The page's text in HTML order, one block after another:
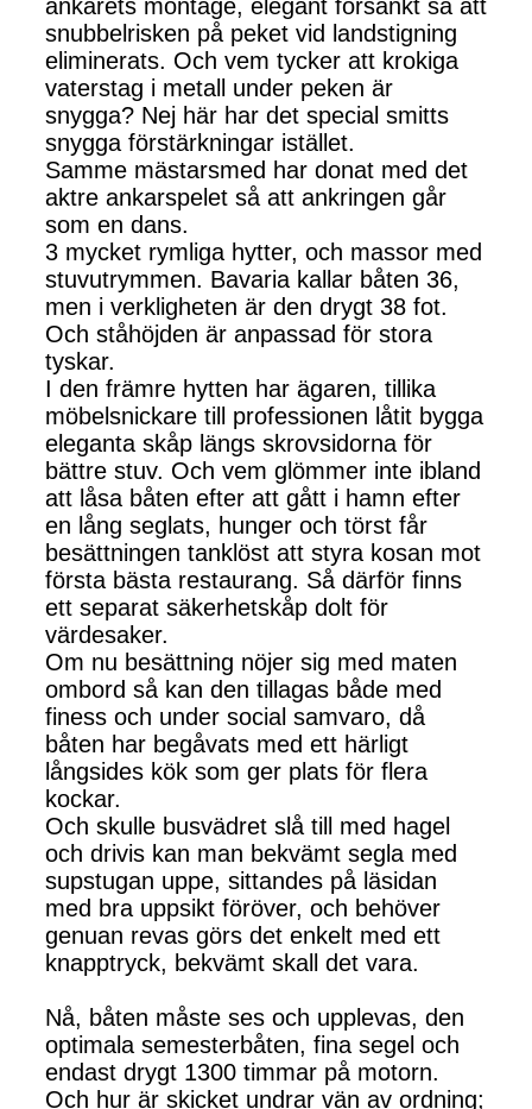
ankarets montage, elegant försänkt så att
snubbelrisken på peket vid landstigning
eliminerats. Och vem tycker att krokiga
vaterstag i metall under peken är
snygga? Nej här har det special smitts
snygga förstärkningar istället.
Samme mästarsmed har donat med det
aktre ankarspelet så att ankringen går
som en dans.
3 mycket rymliga hytter, och massor med
stuvutrymmen. Bavaria kallar båten 36,
men i verkligheten är den drygt 38 fot.
Och ståhöjden är anpassad för stora
tyskar.
I den främre hytten har ägaren, tillika
möbelsnickare till professionen låtit bygga
eleganta skåp längs skrovsidorna för
bättre stuv. Och vem glömmer inte ibland
att låsa båten efter att gått i hamn efter
en lång seglats, hunger och törst får
besättningen tanklöst att styra kosan mot
första bästa restaurang. Så därför finns
ett separat säkerhetskåp dolt för
värdesaker.
Om nu besättning nöjer sig med maten
ombord så kan den tillagas både med
finess och under social samvaro, då
båten har begåvats med ett härligt
långsides kök som ger plats för flera
kockar.
Och skulle busvädret slå till med hagel
och drivis kan man bekvämt segla med
supstugan uppe, sittandes på läsidan
med bra uppsikt föröver, och behöver
genuan revas görs det enkelt med ett
knapptryck, bekvämt skall det vara.
Nå, båten måste ses och upplevas, den
optimala semesterbåten, fina segel och
endast drygt 1300 timmar på motorn.
Och hur är skicket undrar vän av ordning;